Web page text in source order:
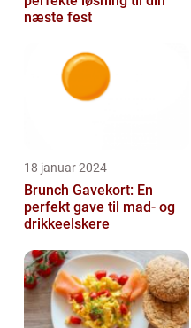
næste fest
18 januar 2024
Brunch Gavekort: En
perfekt gave til mad- og
drikkeelskere